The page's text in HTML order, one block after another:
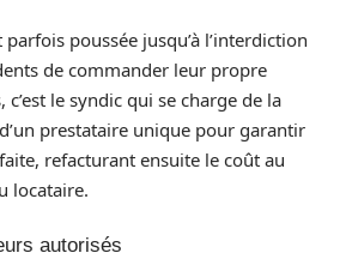
poussée jusqu’à l’interdiction
de commander leur propre
c’est le syndic qui se charge de la
prestataire unique pour garantir
refacturant ensuite le coût au
locataire.
autorisés